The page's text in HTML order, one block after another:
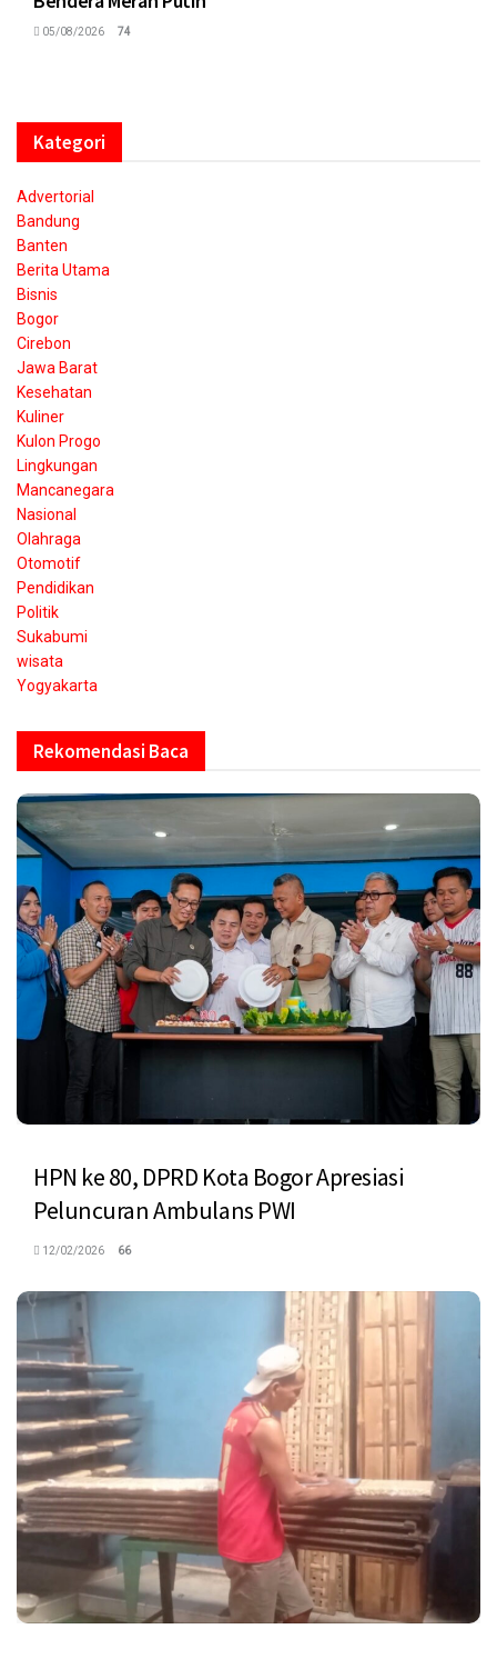
05/08/2026 74
Kategori
Advertorial
Bandung
Banten
Berita Utama
Bisnis
Bogor
Cirebon
Jawa Barat
Kesehatan
Kuliner
Kulon Progo
Lingkungan
Mancanegara
Nasional
Olahraga
Otomotif
Pendidikan
Politik
Sukabumi
wisata
Yogyakarta
Rekomendasi Baca
HPN ke 80, DPRD Kota Bogor Apresiasi
Peluncuran Ambulans PWI
12/02/2026 66